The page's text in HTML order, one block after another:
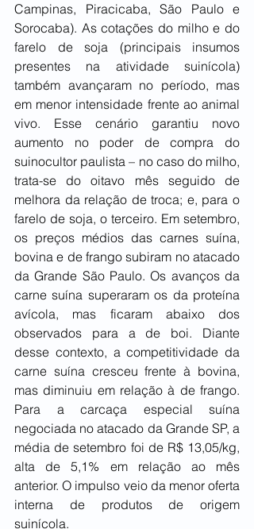
Campinas, Piracicaba, São Paulo e
Sorocaba). As cotações do milho e do
farelo de soja (principais insumos
presentes na atividade suinícola)
também avançaram no período, mas
em menor intensidade frente ao animal
vivo. Esse cenário garantiu novo
aumento no poder de compra do
suinocultor paulista – no caso do milho,
trata-se do oitavo mês seguido de
melhora da relação de troca; e, para o
farelo de soja, o terceiro. Em setembro,
os preços médios das carnes suína,
bovina e de frango subiram no atacado
da Grande São Paulo. Os avanços da
carne suína superaram os da proteína
avícola, mas ficaram abaixo dos
observados para a de boi. Diante
desse contexto, a competitividade da
carne suína cresceu frente à bovina,
mas diminuiu em relação à de frango.
Para a carcaça especial suína
negociada no atacado da Grande SP, a
média de setembro foi de R$ 13,05/kg,
alta de 5,1% em relação ao mês
anterior. O impulso veio da menor oferta
interna de produtos de origem
suinícola.